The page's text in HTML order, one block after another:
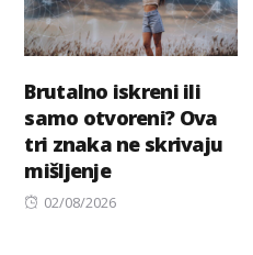
Brutalno iskreni ili
samo otvoreni? Ova
tri znaka ne skrivaju
mišljenje
Posted
02/08/2026